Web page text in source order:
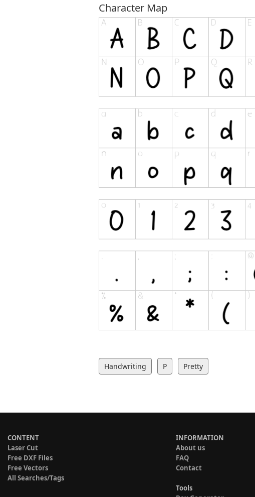
Character Map
Handwriting P Pretty
CONTENT
Laser Cut
Free DXF Files
Free Vectors
All Searches/Tags
INFORMATION
About us
FAQ
Contact
Tools